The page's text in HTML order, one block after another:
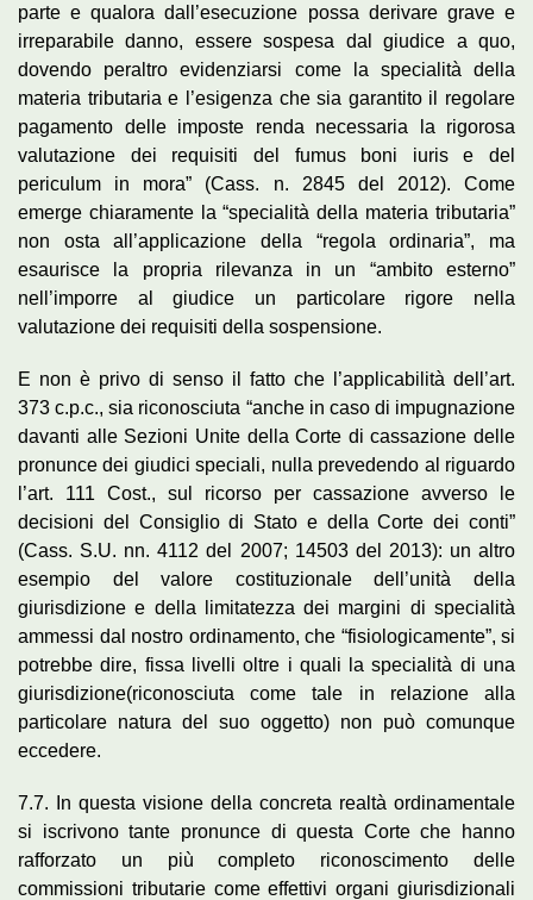
parte e qualora dall’esecuzione possa derivare grave e
irreparabile danno, essere sospesa dal giudice a quo,
dovendo peraltro evidenziarsi come la specialità della
materia tributaria e l’esigenza che sia garantito il regolare
pagamento delle imposte renda necessaria la rigorosa
valutazione dei requisiti del fumus boni iuris e del
periculum in mora” (Cass. n. 2845 del 2012). Come
emerge chiaramente la “specialità della materia tributaria”
non osta all’applicazione della “regola ordinaria”, ma
esaurisce la propria rilevanza in un “ambito esterno”
nell’imporre al giudice un particolare rigore nella
valutazione dei requisiti della sospensione.
E non è privo di senso il fatto che l’applicabilità dell’art.
373 c.p.c., sia riconosciuta “anche in caso di impugnazione
davanti alle Sezioni Unite della Corte di cassazione delle
pronunce dei giudici speciali, nulla prevedendo al riguardo
l’art. 111 Cost., sul ricorso per cassazione avverso le
decisioni del Consiglio di Stato e della Corte dei conti”
(Cass. S.U. nn. 4112 del 2007; 14503 del 2013): un altro
esempio del valore costituzionale dell’unità della
giurisdizione e della limitatezza dei margini di specialità
ammessi dal nostro ordinamento, che “fisiologicamente”, si
potrebbe dire, fissa livelli oltre i quali la specialità di una
giurisdizione(riconosciuta come tale in relazione alla
particolare natura del suo oggetto) non può comunque
eccedere.
7.7. In questa visione della concreta realtà ordinamentale
si iscrivono tante pronunce di questa Corte che hanno
rafforzato un più completo riconoscimento delle
commissioni tributarie come effettivi organi giurisdizionali